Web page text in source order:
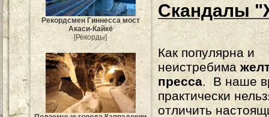
Рекордсмен Гиннесса мост
Акаси-Кайкё
[Рекорды]
Скандалы
Как популярна и
неистребима
пресса. В наше
практически
отличить